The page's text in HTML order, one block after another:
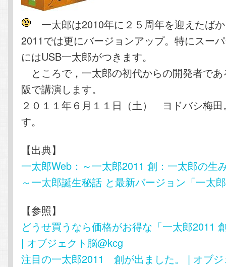
一太郎は2010年に２５周年を迎えたば
2011では更にバージョンアップ。特にスー
にはUSB一太郎がつきます。
ところで，一太郎の初代からの開発者で
阪で講演します。
２０１１年６月１１日（土） ヨドバシ梅田
す。
【出典】
一太郎Web：～一太郎2011 創：一太郎の生
～一太郎誕生秘話 と最新バージョン「一太
【参照】
どうせ買うなら価格がお得な「一太郎2011
| オブジェクト脳@kcg
注目の一太郎2011 創が出ました。 | オブジ